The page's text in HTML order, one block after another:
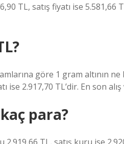
TL, satış fiyatı ise
göre 1 gram altının
ise 2.917,70 TL’dir. En son
para?